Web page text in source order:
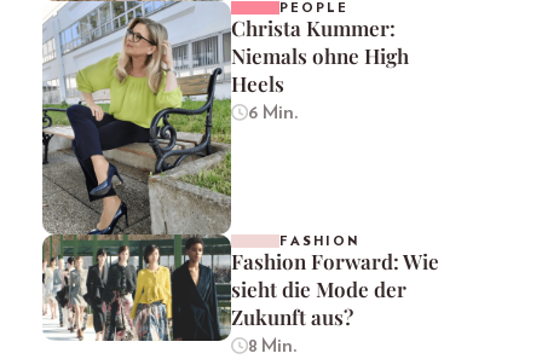
PEOPLE
Christa Kummer:
Niemals ohne High
Heels
6 Min.
FASHION
Fashion Forward: Wie
sieht die Mode der
Zukunft aus?
8 Min.